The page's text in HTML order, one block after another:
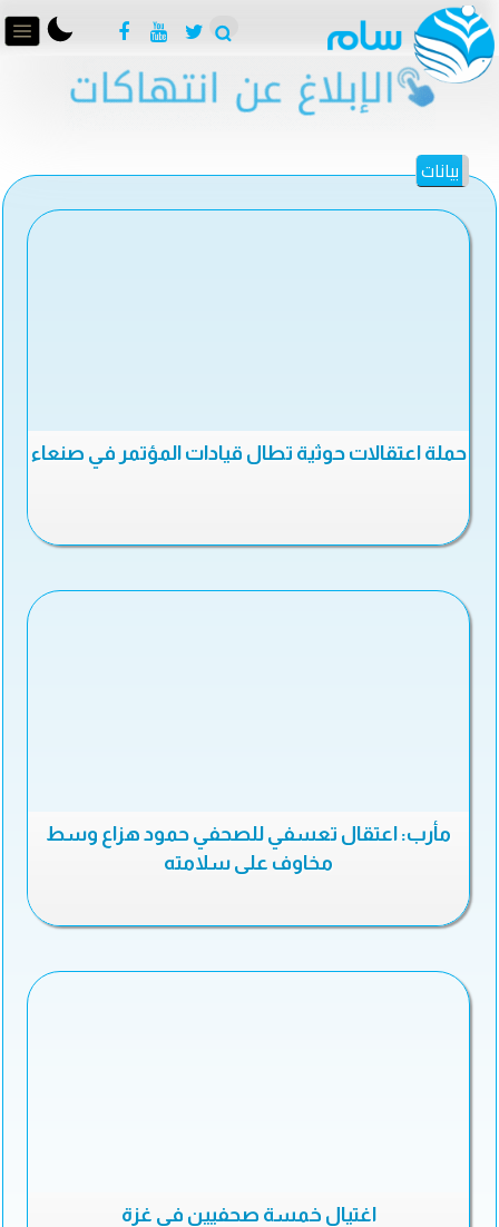
بيانات
حملة اعتقالات حوثية تطال قيادات المؤتمر في صنعاء
مأرب: اعتقال تعسفي للصحفي حمود هزاع وسط
مخاوف على سلامته
اغتيال خمسة صحفيين في غزة